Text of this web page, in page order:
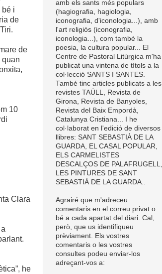
bé i
de
de
quan
10
Clara
he
amb els sants més populars
(hagiografia, hagiologia,
iconografia, d'iconologia...), amb
l'art religiós (iconografia,
iconologia...), com també la
poesia, la cultura popular... El
Centre de Pastoral Litúrgica m'ha
publicat una vintena de títols a la
col·lecció SANTS I SANTES.
També tinc articles publicats a les
revistes TAÜLL, Revista de
Girona, Revista de Banyoles,
Revista del Baix Empordà,
Catalunya Cristiana... I he
col·laborat en l'edició de diversos
llibres: SANT SEBASTIÀ DE LA
GUARDA, EL CASAL POPULAR,
ELS CARMELISTES
DESCALÇOS DE PALAFRUGELL,
LES PINTURES DE SANT
SEBASTIÀ DE LA GUARDA..
Agrairé que m'adreceu
comentaris en el correu privat o
bé a cada apartat del diari. Cal,
però, que us identifiqueu
prèviament. Els vostres
comentaris o les vostres
consultes podeu enviar-los
adreçant-vos a: